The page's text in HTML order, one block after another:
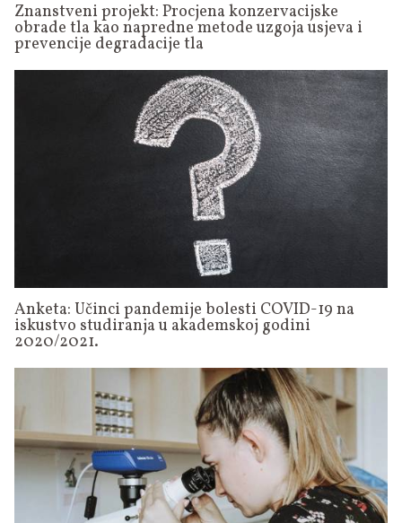
Znanstveni projekt: Procjena konzervacijske
obrade tla kao napredne metode uzgoja usjeva i
prevencije degradacije tla
Anketa: Učinci pandemije bolesti COVID-19 na
iskustvo studiranja u akademskoj godini
2020/2021.